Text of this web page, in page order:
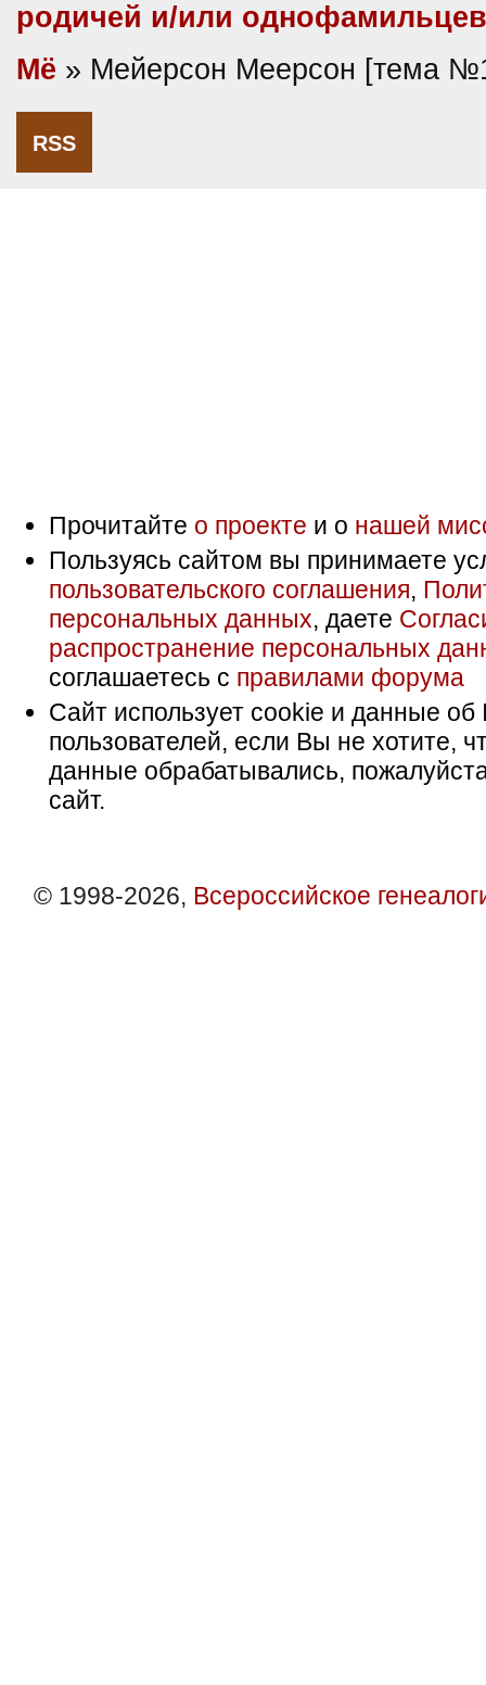
родичей и/или однофамильцев
Мё » Мейерсон Меерсон [тема
RSS
Прочитайте о проекте и о нашей
Пользуясь сайтом вы принимаете
пользовательского соглашения,
персональных данных, даете
распространение персональных
соглашаетесь с правилами форума
Сайт использует cookie и данные об
пользователей, если Вы не хотите,
данные обрабатывались,
сайт.
© 1998-2026, Всероссийское